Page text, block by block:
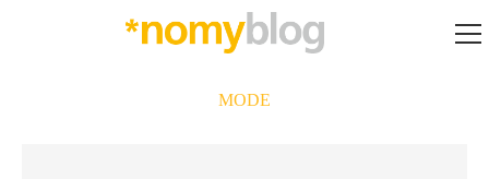
MODE